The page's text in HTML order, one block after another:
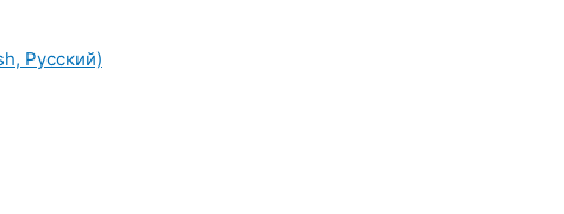
Русский)